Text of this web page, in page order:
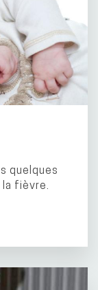
quelques
fièvre.